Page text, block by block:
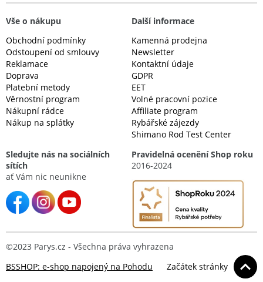
Vše o nákupu
Obchodní podmínky
Odstoupení od smlouvy
Reklamace
Doprava
Platební metody
Věrnostní program
Nákupní rádce
Nákup na splátky
Další informace
Kamenná prodejna
Newsletter
Kontaktní údaje
GDPR
EET
Volné pracovní pozice
Affiliate program
Rybářské zájezdy
Shimano Rod Test Center
Sledujte nás na sociálních
sítích
ať Vám nic neunikne
Pravidelná ocenění Shop roku
2016-2024
©2023 Parys.cz - Všechna práva vyhrazena
BSSHOP: e-shop napojený na Pohodu
Začátek stránky